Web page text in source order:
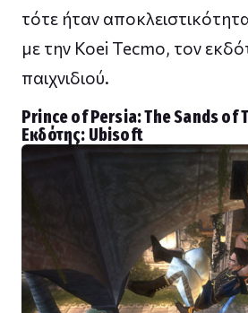
τότε ήταν
με την Koei Tecmo, τον
παιχνιδιού.
Prince of Persia: The Sands of
Εκδότης: Ubisoft